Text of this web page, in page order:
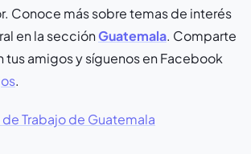
Conoce más sobre temas de interés
en la secciónGuatemala. Comparte
tus amigos y síguenos en Facebook
.
Trabajo de Guatemala